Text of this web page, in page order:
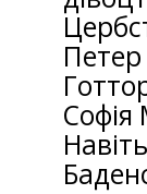
Софія